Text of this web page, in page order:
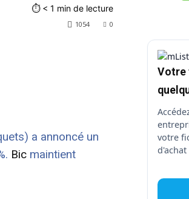
⏱ < 1 min de lecture
0
1054
a annoncé un
Bic maintient
Votre
votre
d'achat